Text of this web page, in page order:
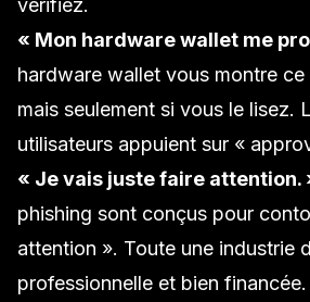
vérifiez.
« Mon hardware wallet me
hardware wallet vous montre
mais seulement si vous le lisez.
utilisateurs appuient sur «
« Je vais juste faire attention.
phishing sont conçus pour
attention ». Toute une industrie
professionnelle et bien financée.